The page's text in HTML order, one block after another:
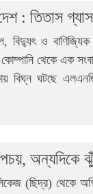
: তিতাস
ও
কোম্পানি থেকে এক
বিঘ্ন ঘটছে
অন্যদিকে
(ছিদ্র) থেকে